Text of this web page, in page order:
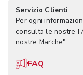
Servizio Clienti
Per ogni
consulta le nostre
nostre Marche"
FAQ